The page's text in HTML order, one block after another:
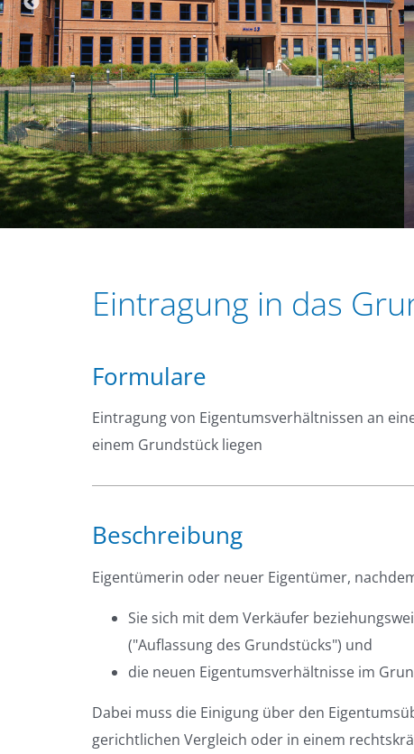
r
i
n
g
e
n
e
n
Eintragung in das
Formulare
Eintragung von Eigentumsverhältnissen an
einem Grundstück liegen
Beschreibung
Eigentümerin oder neuer Eigentümer,
Sie sich mit dem Verkäufer
("Auflassung des Grundstücks") und
die neuen Eigentumsverhältnisse im
Dabei muss die Einigung über den
gerichtlichen Vergleich oder in einem